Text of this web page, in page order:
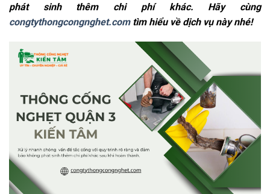
phát sinh thêm chi phí khác. Hãy cùng
congtythongcongnghet.comtìm hiểu về dịch vụ này nhé!